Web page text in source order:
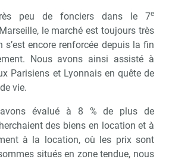
peu de fonciers dans le 7e
le marché est toujours très
encore renforcée depuis la fin
Nous avons ainsi assisté à
Parisiens et Lyonnais en quête de
vie.
avons évalué à 8 % de plus de
des biens en location et à
à la location, où les prix sont
situés en zone tendue, nous